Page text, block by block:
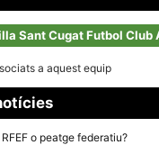
Sant Cugat Futbol Club
a aquest equip
o peatge federatiu?
per a
la
i la